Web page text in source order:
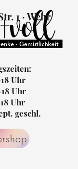
1 · Wehr
Uhr
Uhr
Uhr
geschl.